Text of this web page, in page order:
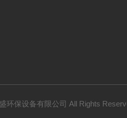
环保设备有限公司 All Rights